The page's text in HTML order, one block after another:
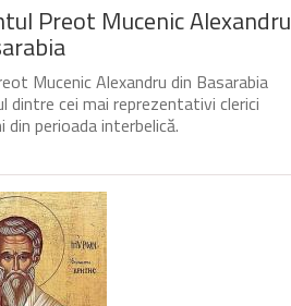
Preot Mucenic Alexandru
Mucenic Alexandru din Basarabia
dintre cei mai reprezentativi clerici
din perioada interbelică.